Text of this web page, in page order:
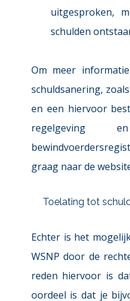
uitgesproken,
schulden
Om meer
schuldsanering,
en een hiervoor
regelgeving
graag naar de
Toelating tot
Echter is het
WSNP door de
reden hiervoor is
oordeel is dat je